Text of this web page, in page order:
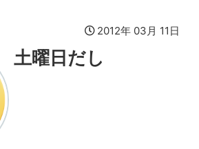
2012年 03月 11日
土曜日だし